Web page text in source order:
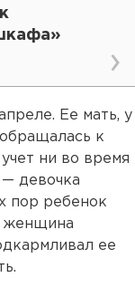
Ее мать, у
к
ни во время
девочка
пор ребенок
женщина
ее